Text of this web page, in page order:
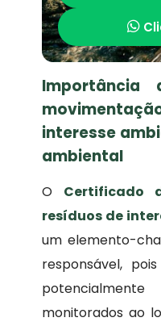
interesse
ambiental
O Certificado
resíduos de
um elemento-
responsável,
monitorados ao